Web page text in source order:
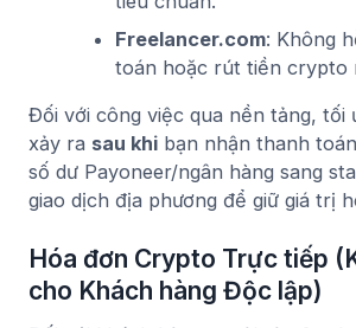
Freelancer.com: Không
toán hoặc rút tiền crypto
Đối với công việc qua nền tảng, tối
xảy ra sau khi bạn nhận thanh
số dư Payoneer/ngân hàng sang
giao dịch địa phương để giữ giá trị
Hóa đơn Crypto Trực tiếp
cho Khách hàng Độc lập)